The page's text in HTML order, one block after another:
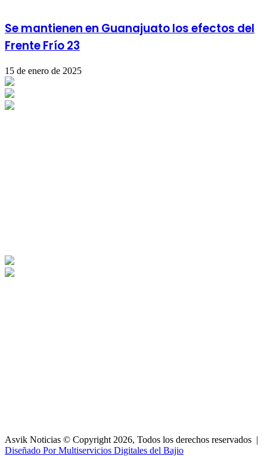
Se mantienen en Guanajuato los efectos del
Frente Frío 23
15 de enero de 2025
Asvik Noticias © Copyright 2026, Todos los derechos reservados |
Diseñado Por Multiservicios Digitales del Bajio